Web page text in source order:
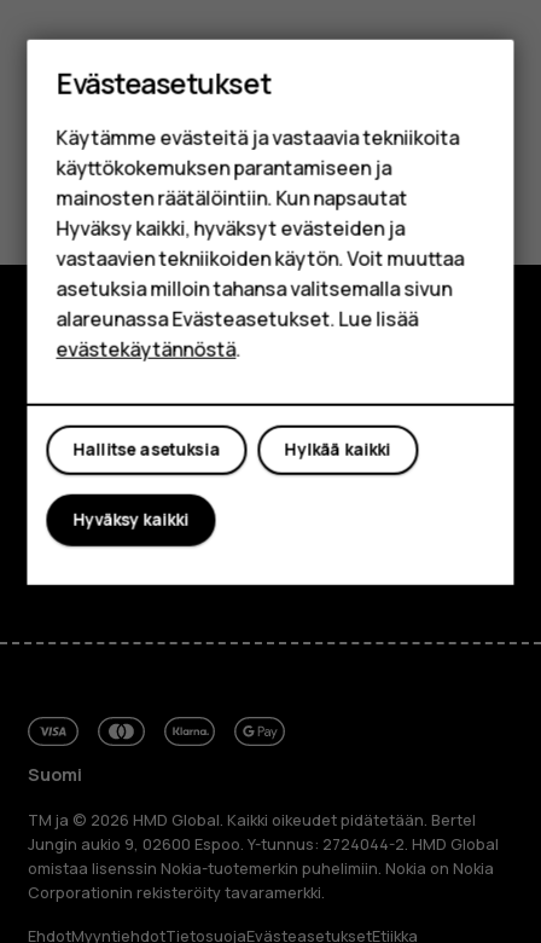
Älypuhelimet
Perinteiset puhelimet
Lisävarusteet
HMD Terra M
Yrityksille
Tabletit
Shop
Kyllä Ei
Tutustu
Tietoa meistä
Planet and people
Tuki
FacebookInstagram
Tiktok
Suomi
TM ja © 2026 HMD Global. Kaikki oikeudet pidätetään. Bertel
Jungin aukio 9, 02600 Espoo. Y-tunnus: 2724044-2. HMD Global
omistaa lisenssin Nokia-tuotemerkin puhelimiin. Nokia on Nokia
Corporationin rekisteröity tavaramerkki.
EhdotMyyntiehdotTietosuojaEvästeasetuksetEtiikka
Evästeasetukset
Käytämme evästeitä ja vastaavia tekniikoita
käyttökokemuksen parantamiseen ja
mainosten räätälöintiin. Kun napsautat
Hyväksy kaikki, hyväksyt evästeiden ja
vastaavien tekniikoiden käytön. Voit muuttaa
asetuksia milloin tahansa valitsemalla sivun
alareunassa Evästeasetukset. Lue lisää
evästekäytännöstä.
Hylkää kaikki
Hallitse asetuksia
Hyväksy kaikki